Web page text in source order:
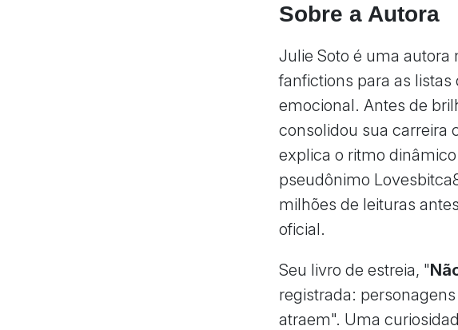
Sobre a Autora
Julie Soto é uma
fanfictions para as
emocional. Antes de
consolidou sua carreira
explica o ritmo
pseudônimo
milhões de leituras
oficial.
Seu livro de estreia, "
registrada:
atraem". Uma